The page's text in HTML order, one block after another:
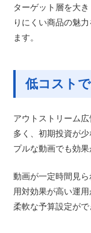
ターゲット層を大
りにくい商品の魅
ます。
低コスト
アウトストリーム
多く、初期投資が
プルな動画でも効
動画が一定時間見
用対効果が高い運
柔軟な予算設定がで